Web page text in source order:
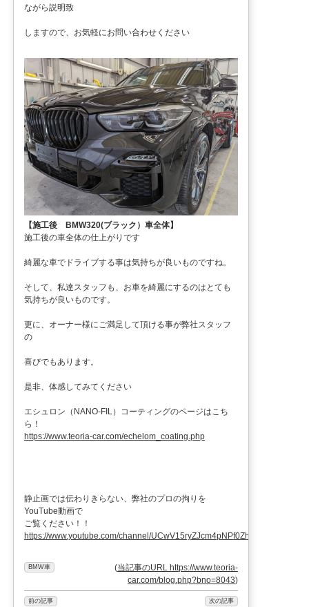
ながら説明致
しますので、お気軽にお問い合わせください
【施工後 BMW320(ブラック）車全体】
施工後の車全体の仕上がりです
綺麗な車でドライブする事は気持ちが良いものですね。
そして、私達スタッフも、お車を綺麗にするのはとても
気持ちが良いものです。
更に、オーナー様にご満足して頂ける事が弊社スタッフ
の
喜びでもあります。
是非、体感してみてください
エシュロン（NANO-FIL）コーティングのページはこち
ら！
https://www.teoria-car.com/echelom_coating.php
静止画では伝わりきらない、弊社のプロの拘りを
YouTube動画で
ご覧ください！！
https://www.youtube.com/channel/UCwV15ryZJcm4pNPf0ZhXu9g
BMW車 (当記事のURL https://www.teoria-
car.com/blog.php?bno=8043)
前の記事 次の記事